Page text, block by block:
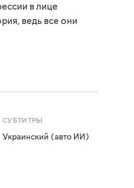
в лице
ведь все они
СУБТИТРЫ
Украинский (авто ИИ)